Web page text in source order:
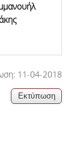
11-04-2018